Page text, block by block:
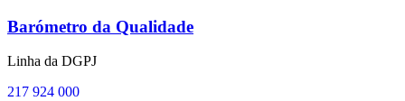
Barómetro da Qualidade
Linha da DGPJ
217 924 000